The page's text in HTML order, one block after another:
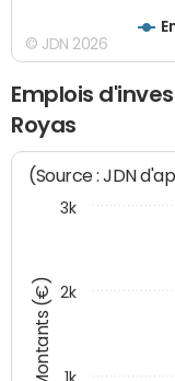
© JDN 2026
Emplois
Royas
Montants (€)
(Source : JDN
1k
2k
3k